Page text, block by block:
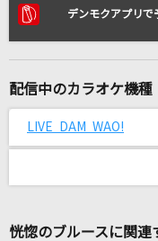
リアルタ
東京フラッシュ
[生音]イミテイシ
デンモクアプリで
配信中のカラオケ機種
LIVE DAM WAO!
恍惚のブルースに関連